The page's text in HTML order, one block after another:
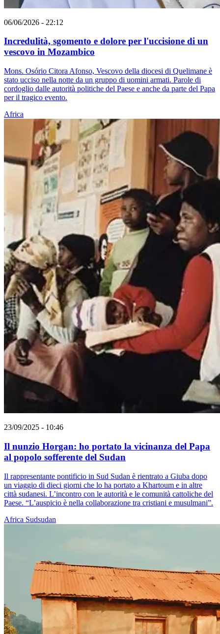
06/06/2026 - 22:12
Incredulità, sgomento e dolore per l'uccisione di un
vescovo in Mozambico
Mons. Osório Citora Afonso, Vescovo della diocesi di Quelimane è
stato ucciso nella notte da un gruppo di uomini armati. Parole di
cordoglio dalle autorità politiche del Paese e anche da parte del Papa
per il tragico evento.
Africa
23/09/2025 - 10:46
Il nunzio Horgan: ho portato la vicinanza del Papa
al popolo sofferente del Sudan
Il rappresentante pontificio in Sud Sudan è rientrato a Giuba dopo
un viaggio di dieci giorni che lo ha portato a Khartoum e in altre
città sudanesi. L’incontro con le autorità e le comunità cattoliche del
Paese. “L’auspicio è nella collaborazione tra cristiani e musulmani”.
Africa Sudsudan